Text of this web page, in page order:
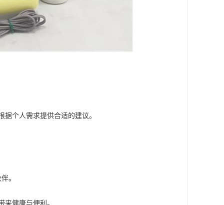
个人需求提供合适的建议。
。
健康与便利。